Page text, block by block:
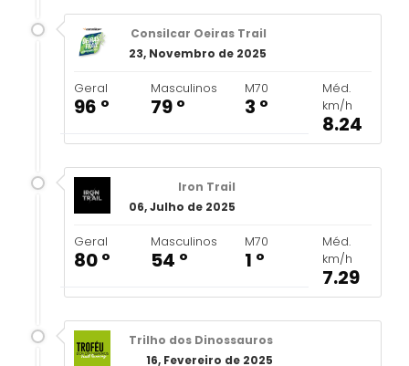
Consilcar Oeiras Trail
23, Novembro de 2025
Geral
96 º
Masculinos
79 º
M70
3 º
Méd.
km/h
8.24
Iron Trail
06, Julho de 2025
Geral
80 º
Masculinos
54 º
M70
1 º
Méd.
km/h
7.29
Trilho dos Dinossauros
16, Fevereiro de 2025